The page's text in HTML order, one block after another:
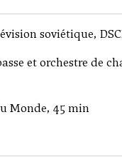
soviétique,
et orchestre de
Monde, 45 min